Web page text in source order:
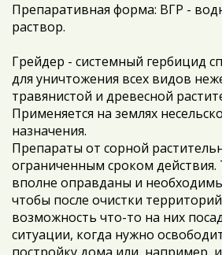
Препаративная форма: ВГР -
раствор.
Грейдер - системный гербицид
для уничтожения всех видов
травянистой и древесной
Применяется на землях
назначения.
Препараты от сорной
ограниченным сроком действия.
вполне оправданы и
чтобы после очистки
возможность что-то на них
ситуации, когда нужно